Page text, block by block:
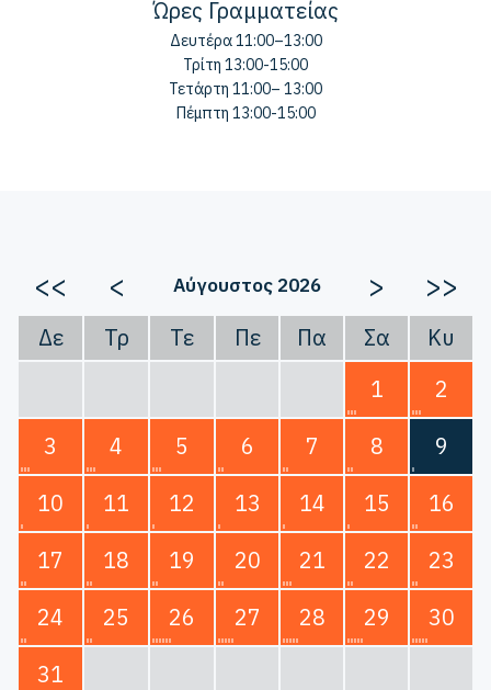
Ώρες Γραμματείας
Δευτέρα 11:00–13:00
Τρίτη 13:00-15:00
Τετάρτη 11:00– 13:00
Πέμπτη 13:00-15:00
<< < Αύγουστος 2026 > >>
Δε Τρ Τε Πε Πα Σα
Κυ
1
2
3
4 5 6 7 8
9
10
11 12 13 14 15
16
17
18 19 20 21 22
23
24
25 26 27 28 29
30
31